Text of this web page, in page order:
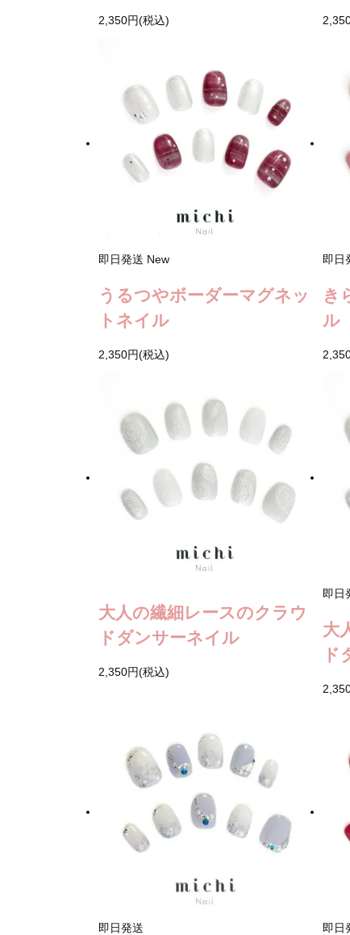
2,350円(税込)
即日発送 New
うるつやボーダーマグネッ
トネイル
2,350円(税込)
即日
き
ル
大人の繊細レースのクラウ
ドダンサーネイル
2,350円(税込)
即日
大
ド
即日発送 即日